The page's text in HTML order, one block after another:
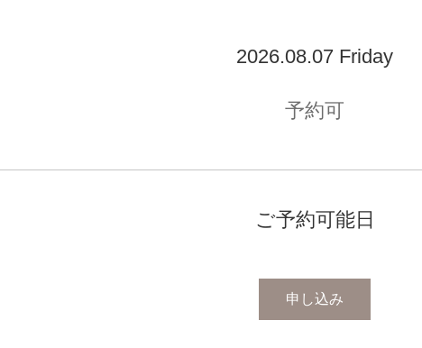
2026.08.07 Friday
予約可
ご予約可能日
申し込み